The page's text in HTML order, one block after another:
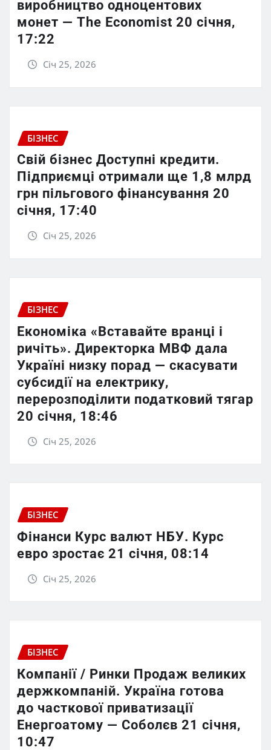
виробництво одноцентових
монет — The Economist 20 січня,
17:22
Січ 25, 2026
БІЗНЕС
Свій бізнес Доступні кредити.
Підприємці отримали ще 1,8 млрд
грн пільгового фінансування 20
січня, 17:40
Січ 25, 2026
БІЗНЕС
Економіка «Вставайте вранці і
ричіть». Директорка МВФ дала
Україні низку порад — скасувати
субсидії на електрику,
перерозподілити податковий тягар
20 січня, 18:46
Січ 25, 2026
БІЗНЕС
Фінанси Курс валют НБУ. Курс
евро зростає 21 січня, 08:14
Січ 25, 2026
БІЗНЕС
Компанії / Ринки Продаж великих
держкомпаній. Україна готова
до часткової приватизації
Енергоатому — Соболєв 21 січня,
10:47